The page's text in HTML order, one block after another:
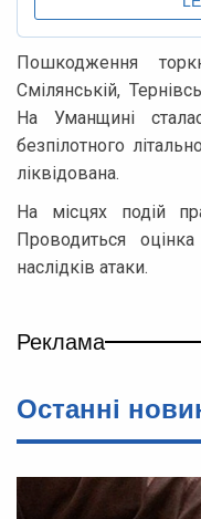
Пошкодження
Смілянській,
На Уманщині
безпілотного
ліквідована.
На місцях подій
Проводиться
наслідків атаки.
Реклама
Останні